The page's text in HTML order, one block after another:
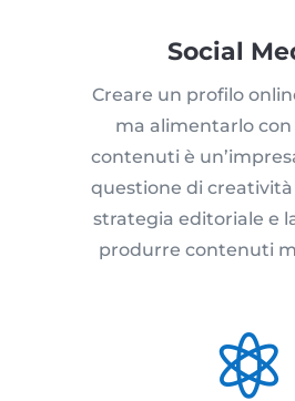
Social
Creare un profilo
ma alimentarlo
contenuti è
questione di creatività
strategia editoriale e
produrre contenuti
